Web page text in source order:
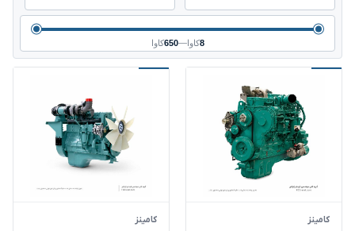
8کاوا—
650کاوا
کامینز کامینز